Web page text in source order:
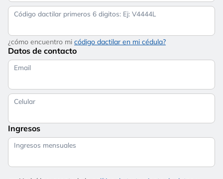
Código dactilar primeros 6 digitos: Ej: V4444L
¿cómo encuentro mi código dactilar en mi cédula?
Datos de contacto
Email
Celular
Ingresos
Ingresos mensuales